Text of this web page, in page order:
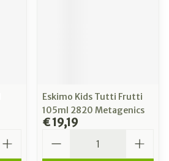
Eskimo Kids Tutti Frutti
105ml 2820 Metagenics
€ 19,19